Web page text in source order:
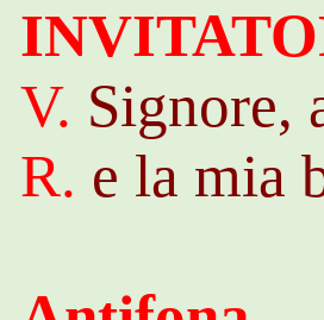
V. Signore,
R. e la mia